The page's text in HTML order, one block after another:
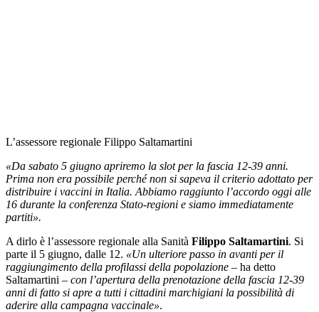
L’assessore regionale Filippo Saltamartini
«Da sabato 5 giugno apriremo la slot per la fascia 12-39 anni.
Prima non era possibile perché non si sapeva il criterio adottato per
distribuire i vaccini in Italia. Abbiamo raggiunto l’accordo oggi alle
16 durante la conferenza Stato-regioni e siamo immediatamente
partiti».
A dirlo è l’assessore regionale alla Sanità Filippo Saltamartini. Si
parte il 5 giugno, dalle 12. «Un ulteriore passo in avanti per il
raggiungimento della profilassi della popolazione – ha detto
Saltamartini – con l’apertura della prenotazione della fascia 12-39
anni di fatto si apre a tutti i cittadini marchigiani la possibilità di
aderire alla campagna vaccinale».